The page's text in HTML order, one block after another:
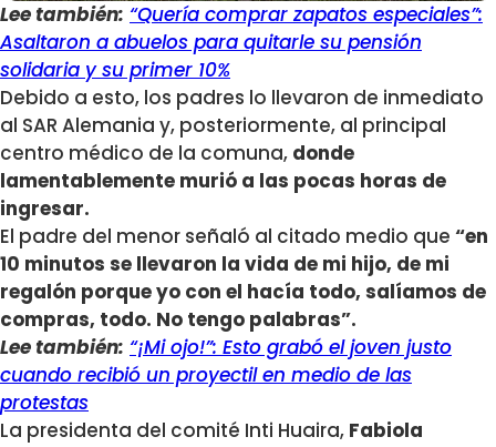
Lee también: “Quería comprar zapatos especiales”:
Asaltaron a abuelos para quitarle su pensión
solidaria y su primer 10%
Debido a esto, los padres lo llevaron de inmediato
al SAR Alemania y, posteriormente, al principal
centro médico de la comuna, donde
lamentablemente murió a las pocas horas de
ingresar.
El padre del menor señaló al citado medio que “en
10 minutos se llevaron la vida de mi hijo, de mi
regalón porque yo con el hacía todo, salíamos de
compras, todo. No tengo palabras”.
Lee también: “¡Mi ojo!”: Esto grabó el joven justo
cuando recibió un proyectil en medio de las
protestas
La presidenta del comité Inti Huaira, Fabiola